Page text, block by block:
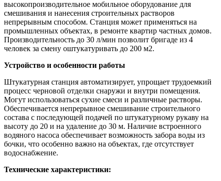
высокопроизводительное мобильное оборудование для
смешивания и нанесения строительных растворов
непрерывным способом. Станция может применяться на
промышленных объектах, в ремонте квартир частных домов.
Производительность до 30 л/мин позволит бригаде из 4
человек за смену оштукатуривать до 200 м2.
Устройство и особенности работы
Штукатурная станция автоматизирует, упрощает трудоемкий
процесс черновой отделки снаружи и внутри помещения.
Могут использоваться сухие смеси и различные растворы.
Обеспечивается непрерывное смешивание строительного
состава с последующей подачей по штукатурному рукаву на
высоту до 20 и на удаление до 30 м. Наличие встроенного
водяного насоса обеспечивает возможность забора воды из
бочки, что особенно важно на объектах, где отсутствует
водоснабжение.
Технические характеристики: